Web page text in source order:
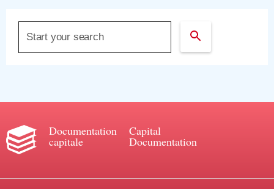
Documentation
capitale
Capital
Documentation